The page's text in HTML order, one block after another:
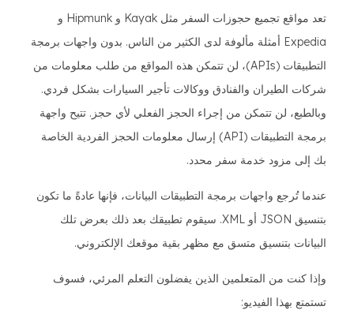
تعد مواقع تجميع حجوزات السفر مثل Kayak و Hipmunk و
Expedia أمثلة مألوفة لدى الكثير من الناس. بدون واجهات برمجة
التطبيقات (APIs)، لن تتمكن هذه المواقع من طلب معلومات من
شركات الطيران والفنادق ووكالات تأجير السيارات بشكل فردي.
وبالطبع، لن تتمكن من إجراء الحجز الفعلي لأي حجز. تتيح واجهة
برمجة التطبيقات (API) إرسال معلومات الحجز الفردية الخاصة
بك إلى مزود خدمة سفر محدد.
عندما تُرجع واجهات برمجة التطبيقات البيانات، فإنها عادةً ما تكون
بتنسيق JSON أو XML. سيقوم تطبيقك بعد ذلك بعرض تلك
البيانات بتنسيق متسق مع مظهر بقية موقعك الإلكتروني.
وإذا كنت من المتعلمين الذين يفضلون التعلم المرئي، فسوف
تستمتع بهذا الفيديو: